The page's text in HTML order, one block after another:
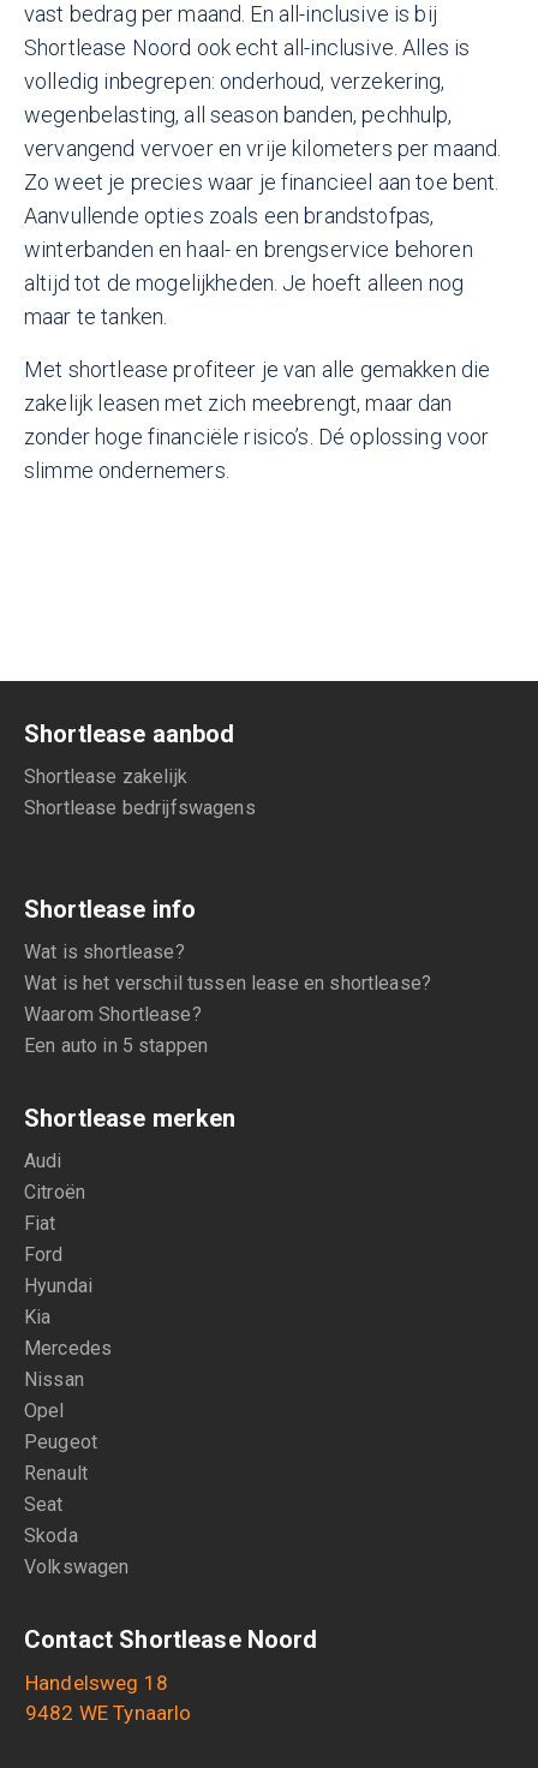
vast bedrag per maand. En all-inclusive is bij
Shortlease Noord ook echt all-inclusive. Alles is
volledig inbegrepen: onderhoud, verzekering,
wegenbelasting, all season banden, pechhulp,
vervangend vervoer en vrije kilometers per maand.
Zo weet je precies waar je financieel aan toe bent.
Aanvullende opties zoals een brandstofpas,
winterbanden en haal- en brengservice behoren
altijd tot de mogelijkheden. Je hoeft alleen nog
maar te tanken.
Met shortlease profiteer je van alle gemakken die
zakelijk leasen met zich meebrengt, maar dan
zonder hoge financiële risico’s. Dé oplossing voor
slimme ondernemers.
Shortlease aanbod
Shortlease zakelijk
Shortlease bedrijfswagens
Shortlease info
Wat is shortlease?
Wat is het verschil tussen lease en shortlease?
Waarom Shortlease?
Een auto in 5 stappen
Shortlease merken
Audi
Citroën
Fiat
Ford
Hyundai
Kia
Mercedes
Nissan
Opel
Peugeot
Renault
Seat
Skoda
Volkswagen
Contact Shortlease Noord
Handelsweg 18
9482 WE Tynaarlo